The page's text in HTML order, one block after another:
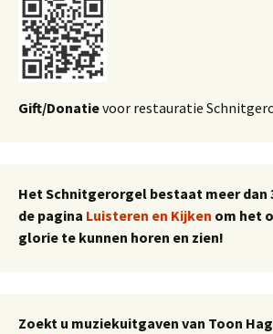
Gift/Donatievoor restauratie
Het Schnitgerorgel bestaat meer dan
de pagina Luisteren en Kijken om het
glorie te kunnen horen en zien!
Zoekt u muziekuitgaven van Toon